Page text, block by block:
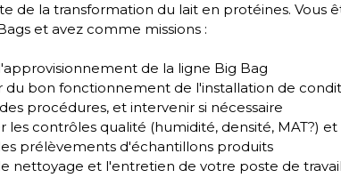
de la transformation du lait en protéines. Vous
et avez comme missions :
de la ligne Big Bag
du bon fonctionnement de l'installation de
procédures, et intervenir si nécessaire
les contrôles qualité (humidité, densité, MAT?)
prélèvements d'échantillons produits
nettoyage et l'entretien de votre poste de travail